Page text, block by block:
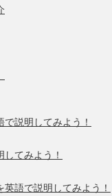
説明してみよう！
てみよう！
語で説明してみよう！